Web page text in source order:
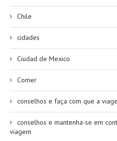
Chile
cidades
Ciudad de Mexico
Comer
conselhos e faça com que a
conselhos e mantenha-se em
viagem